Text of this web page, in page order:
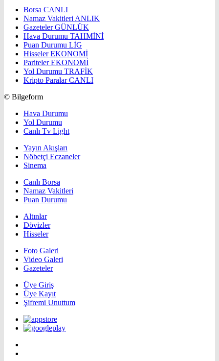
Borsa CANLI
Namaz Vakitleri ANLIK
GazetelerGÜNLÜK
Hava Durumu TAHMİNİ
Puan Durumu LİG
HisselerEKONOMİ
ParitelerEKONOMİ
Yol Durumu TRAFİK
Kripto ParalarCANLI
© Bilgeform
Hava Durumu
Yol Durumu
Canlı Tv Light
Yayın Akışları
Nöbetçi Eczaneler
Sinema
Canlı Borsa
Namaz Vakitleri
Puan Durumu
Altınlar
Dövizler
Hisseler
Foto Galeri
Video Galeri
Gazeteler
Üye Giriş
Üye Kayıt
Şifremi Unuttum